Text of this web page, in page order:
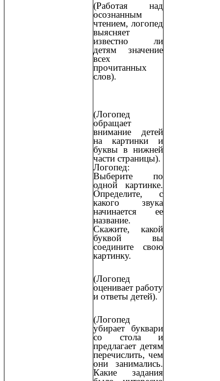
(Работая над
осознанным
чтением, логопед
выясняет
известно ли
детям значение
всех
прочитанных
слов).
(Логопед
обращает
внимание детей
на картинки и
буквы в нижней
части страницы).
Логопед:
Выберите по
одной картинке.
Определите, с
какого звука
начинается ее
название.
Скажите, какой
буквой вы
соедините свою
картинку.
(Логопед
оценивает работу
и ответы детей).
(Логопед
убирает буквари
со стола и
предлагает детям
перечислить, чем
они занимались.
Какие задания